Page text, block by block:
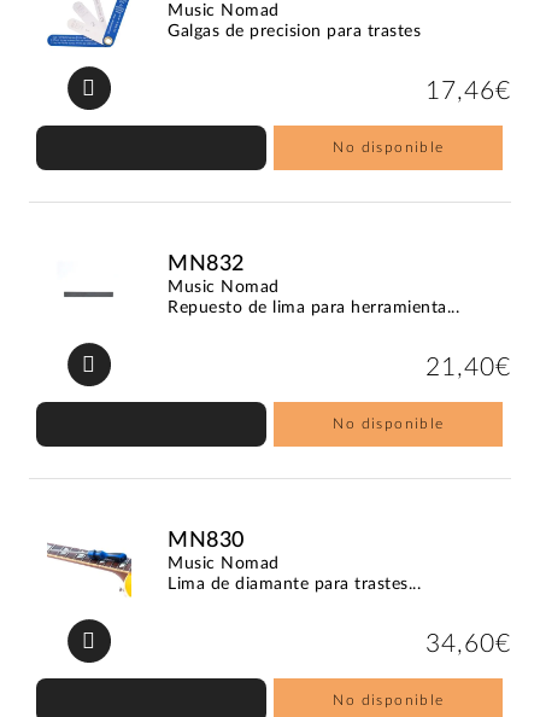
Music Nomad
Galgas de precision para trastes
17,46€
No disponible
MN832
Music Nomad
Repuesto de lima para herramienta...
21,40€
No disponible
MN830
Music Nomad
Lima de diamante para trastes...
34,60€
No disponible